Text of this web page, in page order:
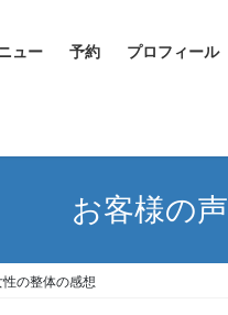
ュー 予約 プロフィール
お客様の声
の整体の感想